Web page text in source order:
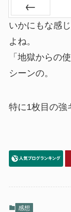
Prev
いかにもな感
よね。
「地獄からの
シーンの。
特に1枚目の強
感想